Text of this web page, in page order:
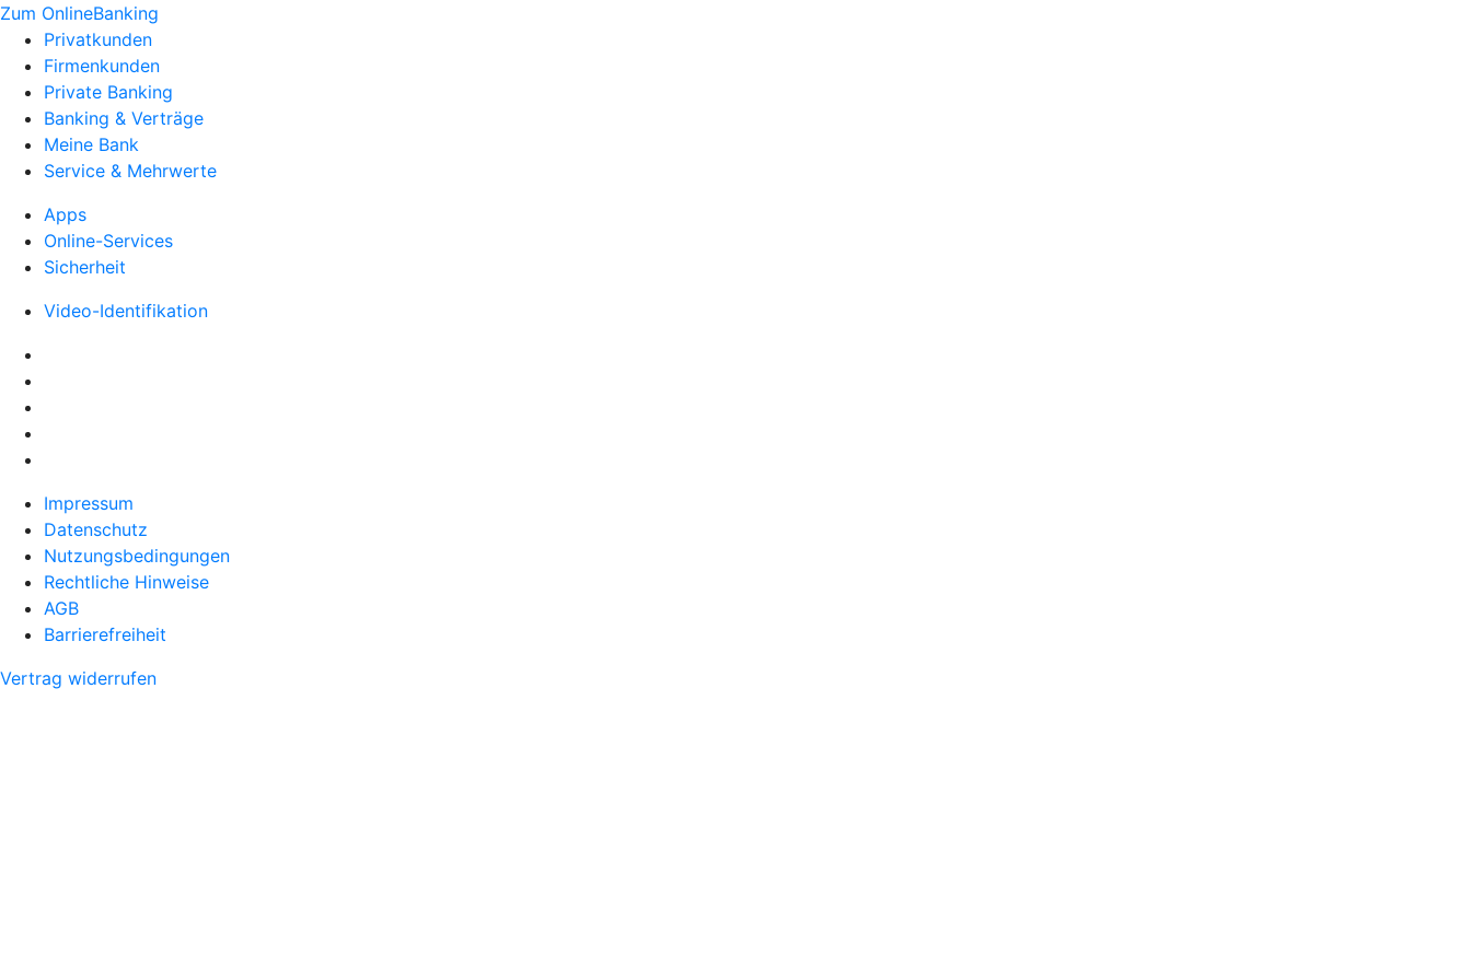
Zum OnlineBanking
Privatkunden
Firmenkunden
Private Banking
Banking & Verträge
Meine Bank
Service & Mehrwerte
Apps
Online-Services
Sicherheit
Video-Identifikation
Impressum
Datenschutz
Nutzungsbedingungen
Rechtliche Hinweise
AGB
Barrierefreiheit
Vertrag widerrufen